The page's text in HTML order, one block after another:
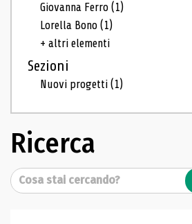
Giovanna Ferro(1)
Lorella Bono(1)
+ altri elementi
Sezioni
Nuovi progetti(1)
Ricerca
Cerca